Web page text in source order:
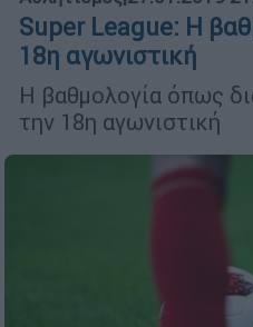
Super League: Η
18η αγωνιστική
Η βαθμολογία όπως
την 18η αγωνιστική